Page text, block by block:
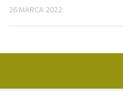
26 MARCA 2022